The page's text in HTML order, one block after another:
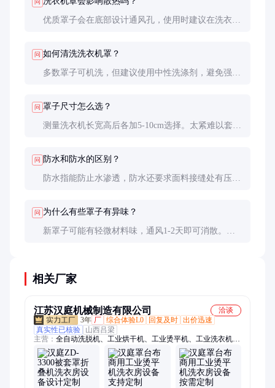
问
优质罩子会在底部设计通风孔，使用时建议在洗衣机
问 如何清洗洗衣机罩？
多数罩子可机洗，但建议使用中性洗涤剂，避免强力
问 罩子尺寸怎么选？
测量洗衣机长宽高后各加5-10cm选择。太紧难以套
问 防水和防水的区别？
防水指能防止水渗透，防水还要求面料接缝处有压胶
问 为什么有些罩子有异味？
新罩子可能有轻微材料味，通风1-2天即可消散。如
相关厂家
江苏汉庭机械制造有限公司
洽谈
3年 厂 综合体验L0 回复及时 出价迅速
真实性已核验
山西吕梁
主营： 全自动洗脱机、工业烘干机、工业烫平机、工业洗衣机、
工业脱水机、工业折叠机